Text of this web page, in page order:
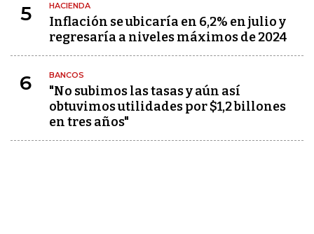
5 HACIENDA
Inflación se ubicaría en 6,2% en julio y
regresaría a niveles máximos de 2024
6 BANCOS
"No subimos las tasas y aún así
obtuvimos utilidades por $1,2 billones
en tres años"